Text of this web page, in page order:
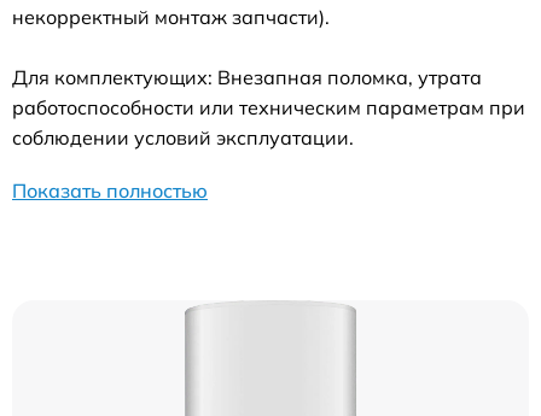
некорректный монтаж запчасти).
Для комплектующих: Внезапная поломка, утрата
работоспособности или техническим параметрам при
соблюдении условий эксплуатации.
Показать полностью